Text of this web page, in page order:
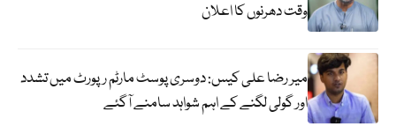
وقت دھرنوں کا اعلان
میر رضا علی کیس: دوسری پوسٹ مارٹم رپورٹ میں تشدد
اور گولی لگنے کے اہم شواہد سامنے آگئے